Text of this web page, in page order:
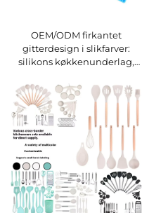
OEM/ODM firkantet
gitterdesign i slikfarver:
silikons køkkenunderlag,
underlag – kreativt
silikonplacemat